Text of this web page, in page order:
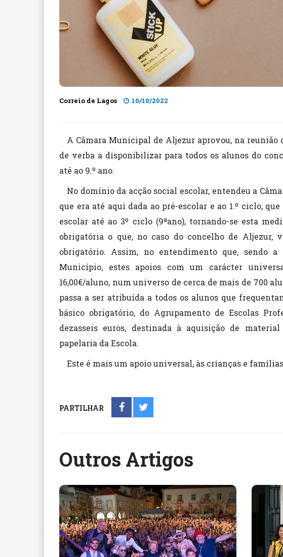
Correio de Lagos 10/10/2022
A Câmara Municipal de Aljezur aprovou, na reunião
de verba a disponibilizar para todos os alunos do
até ao 9.º ano.
No domínio da acção social escolar, entendeu a
que era até aqui dada ao pré-escolar e ao 1.º ciclo,
escolar até ao 3º ciclo (9ªano), tornando-se esta
obrigatória o que, no caso do concelho de Aljezur,
obrigatório. Assim, no entendimento que, sendo a
Município, estes apoios com um carácter
16,00€/aluno, num universo de cerca de mais de 700
passa a ser atribuída a todos os alunos que
básico obrigatório, do Agrupamento de Escolas
dezasseis euros, destinada à aquisição de
papelaria da Escola.
Este é mais um apoio universal, às crianças e
PARTILHAR
Outros Artigos